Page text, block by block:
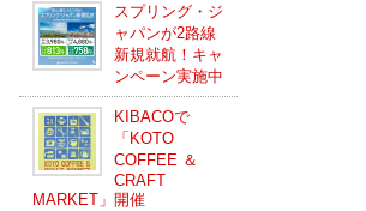
スプリング・ジ
ャパンが2路線
新規就航！キャ
ンペーン実施中
KIBACOで
「KOTO
COFFEE ＆
CRAFT
MARKET」開催